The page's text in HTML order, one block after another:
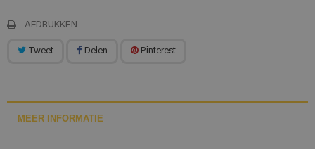
AFDRUKKEN
Tweet Delen Pinterest
MEER INFORMATIE